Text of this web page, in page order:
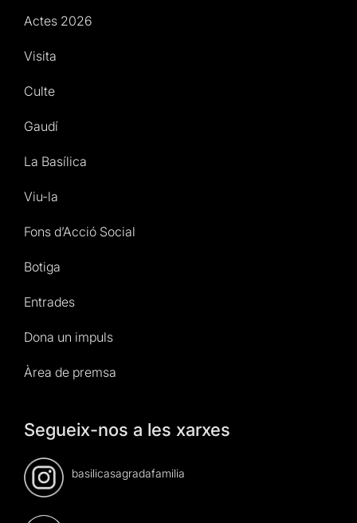
Actes 2026
Visita
Culte
Gaudí
La Basílica
Viu-la
Fons d’Acció Social
Botiga
Entrades
Dona un impuls
Àrea de premsa
Segueix-nos a les xarxes
basilicasagradafamilia